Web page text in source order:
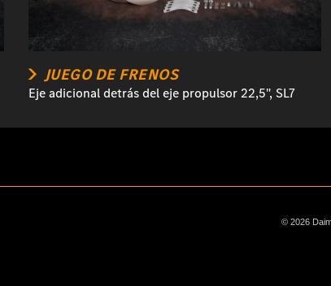
JUEGO DE FRENOS
Eje adicional detrás del eje propulsor 22,5", SL7
© 2026